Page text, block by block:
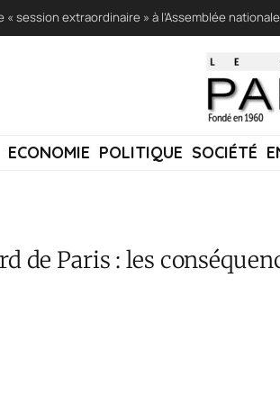
ECONOMIE POLITIQUE SOCIÉTÉ
de Paris : les